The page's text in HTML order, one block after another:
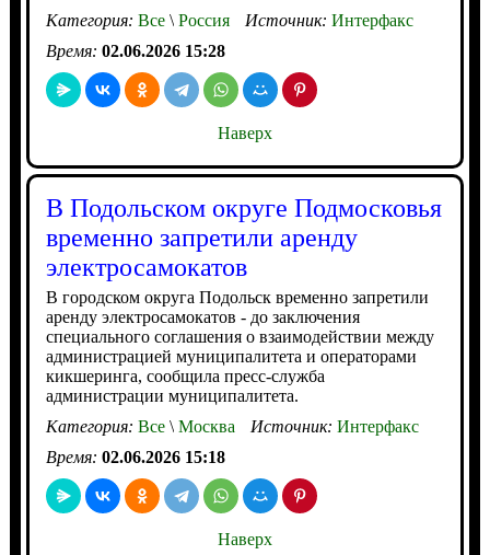
Категория: Все\Россия Источник: Интерфакс
Время: 02.06.2026 15:28
Наверх
В Подольском округе Подмосковья
временно запретили аренду
электросамокатов
В городском округа Подольск временно запретили
аренду электросамокатов - до заключения
специального соглашения о взаимодействии между
администрацией муниципалитета и операторами
кикшеринга, сообщила пресс-служба
администрации муниципалитета.
Категория: Все\Москва Источник: Интерфакс
Время: 02.06.2026 15:18
Наверх